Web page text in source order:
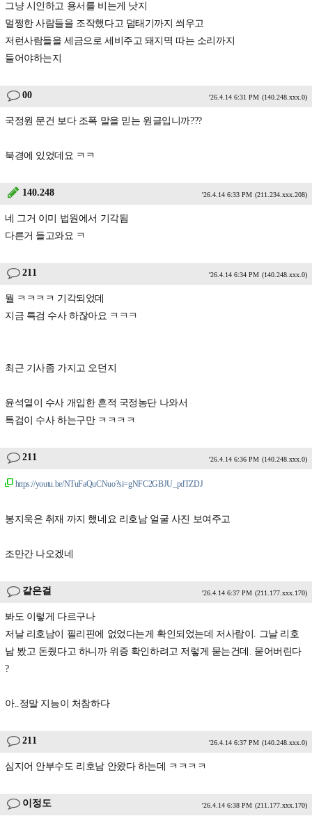
그냥 시인하고 용서를 비는게 낫지
멀쩡한 사람들을 조작했다고 덤태기까지 씌우고
저런사람들을 세금으로 세비주고 돼지멱 따는 소리까지
들어야하는지
00 '26.4.14 6:31 PM (140.248.xxx.0)
국정원 문건 보다 조폭 말을 믿는 원글입니까???
북경에 있었데요 ㅋㅋ
140.248 '26.4.14 6:33 PM (211.234.xxx.208)
네 그거 이미 법원에서 기각됨
다른거 들고와요 ㅋ
211 '26.4.14 6:34 PM (140.248.xxx.0)
뭘 ㅋㅋㅋㅋ 기각되었데
지금 특검 수사 하잖아요 ㅋㅋㅋ
최근 기사좀 가지고 오던지
윤석열이 수사 개입한 흔적 국정농단 나와서
특검이 수사 하는구만 ㅋㅋㅋㅋ
211 '26.4.14 6:36 PM (140.248.xxx.0)
https://youtu.be/NTuFaQuCNuo?si=gNFC2GBJU_pdTZDJ
봉지욱은 취재 까지 했네요 리호남 얼굴 사진 보여주고
조만간 나오겠네
같은걸 '26.4.14 6:37 PM (211.177.xxx.170)
봐도 이렇게 다르구나
저날 리호남이 필리핀에 없었다는게 확인되었는데 저사람이. 그날 리호
남 봤고 돈줬다고 하니까 위증 확인하려고 저렇게 묻는건데. 묻어버린다
?
아..정말 지능이 처참하다
211 '26.4.14 6:37 PM (140.248.xxx.0)
심지어 안부수도 리호남 안왔다 하는데 ㅋㅋㅋㅋ
이정도 '26.4.14 6:38 PM (211.177.xxx.170)